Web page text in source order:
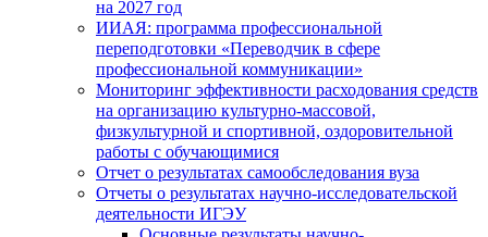
на 2027 год
ИИАЯ: программа профессиональной
переподготовки «Переводчик в сфере
профессиональной коммуникации»
Мониторинг эффективности расходования средств
на организацию культурно-массовой,
физкультурной и спортивной, оздоровительной
работы с обучающимися
Отчет о результатах самообследования вуза
Отчеты о результатах научно-исследовательской
деятельности ИГЭУ